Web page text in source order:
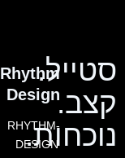
סטייל.
קצב.
נוכחות.
Rhythm
Design
RHYTHM-
DESIGN